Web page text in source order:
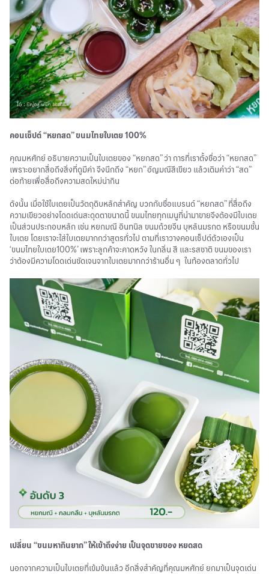
คอนเซ็ปต์ “หยกสด” ขนมไทยใบเตย 100%
คุณมหศักย์ อธิบายความเป็นใบเตยของ “หยกสด” ว่า การที่เราตั้งชื่อว่า “หยกสด”
เพราะอยากสื่อถึงสิ่งที่ดูมีค่า จึงนึกถึง “หยก” อัญมณีสีเขียว แล้วเติมคำว่า “สด”
ต่อท้ายเพื่อสื่อถึงความสดใหม่น่ากิน
ดังนั้น เมื่อใช้ใบเตยเป็นวัตถุดิบหลักสำคัญ บวกกับชื่อแบรนด์ “หยกสด” ที่สื่อถึง
ความเขียวอย่างโดดเด่นสะดุดตาขนาดนี้ ขนมไทยทุกเมนูที่นำมาขายจึงต้องมีใบเตย
เป็นส่วนประกอบหลัก เช่น หยกมณี อินทนิล ขนมถ้วยจีน บุหลันมรกต หรือขนมชั้น
ใบเตย โดยเราจะใส่ใบเตยมากกว่าสูตรทั่วไป ตามที่เราวางคอนเซ็ปต์ตัวเองเป็น
‘ขนมไทยใบเตย100%’ เพราะลูกค้าจะคาดหวัง ในกลิ่น สี และรสชาติ ขนมของเรา
ว่าต้องมีความโดดเด่นชัดเจนจากใบเตยมากกว่าร้านอื่น ๆ ในท้องตลาดทั่วไป
เปลี่ยน “ขนมหากินยาก” ให้เข้าถึงง่าย เป็นจุดขายของ หยดสด
นอกจากความเป็นใบเตยที่เข้มข้นแล้ว อีกสิ่งสำคัญที่คุณมหศักย์ ยกมาเป็นจุดเด่น